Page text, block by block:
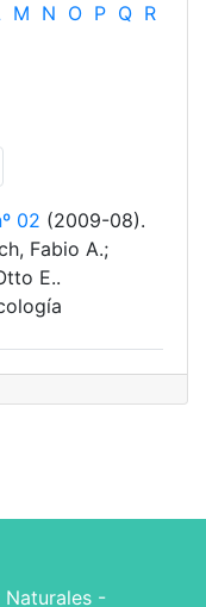
M N O P Q R
02 (2009-08).
Fabio A.;
E..
Naturales -